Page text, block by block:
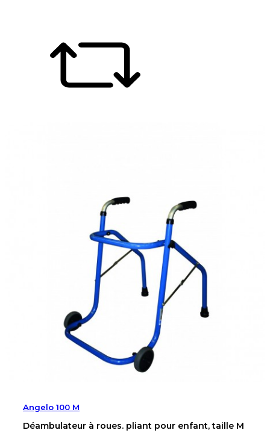
Angelo 100 M
Déambulateur à roues. pliant pour enfant, taille M